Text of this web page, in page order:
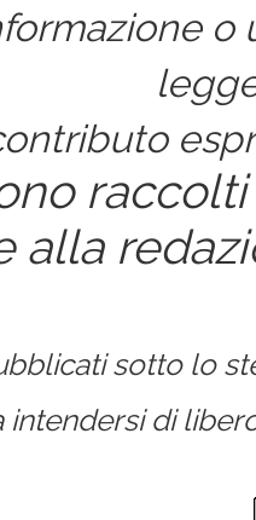
alla
sotto lo
intendersi di